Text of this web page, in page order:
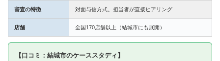
審査の特徴 対面与信方式。担当者が直接ヒアリング
店舗 全国170店舗以上（結城市にも展開）
【口コミ：結城市のケーススタディ】